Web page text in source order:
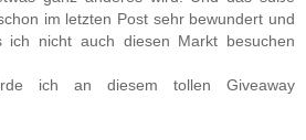
im letzten Post sehr bewundert und
ich nicht auch diesen Markt besuchen
ich an diesem tollen Giveaway